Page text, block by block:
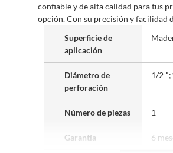
confiable y de alta calidad para tus
opción. Con su precisión y facilidad
Superficie de
aplicación
Diámetro de
perforación
1/2
Número de piezas 1
Garantía 6